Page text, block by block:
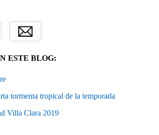
ESTE BLOG:
tormenta tropical de la temporada
Villa Clara 2019